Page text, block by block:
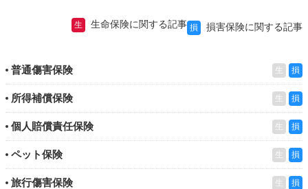
生 生命保険に関する記事 損 損害保険に関する記事
普通傷害保険 生 損
所得補償保険 生 損
個人賠償責任保険 生 損
ペット保険 生 損
旅行傷害保険 生 損